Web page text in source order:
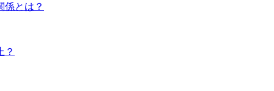
係とは？
？